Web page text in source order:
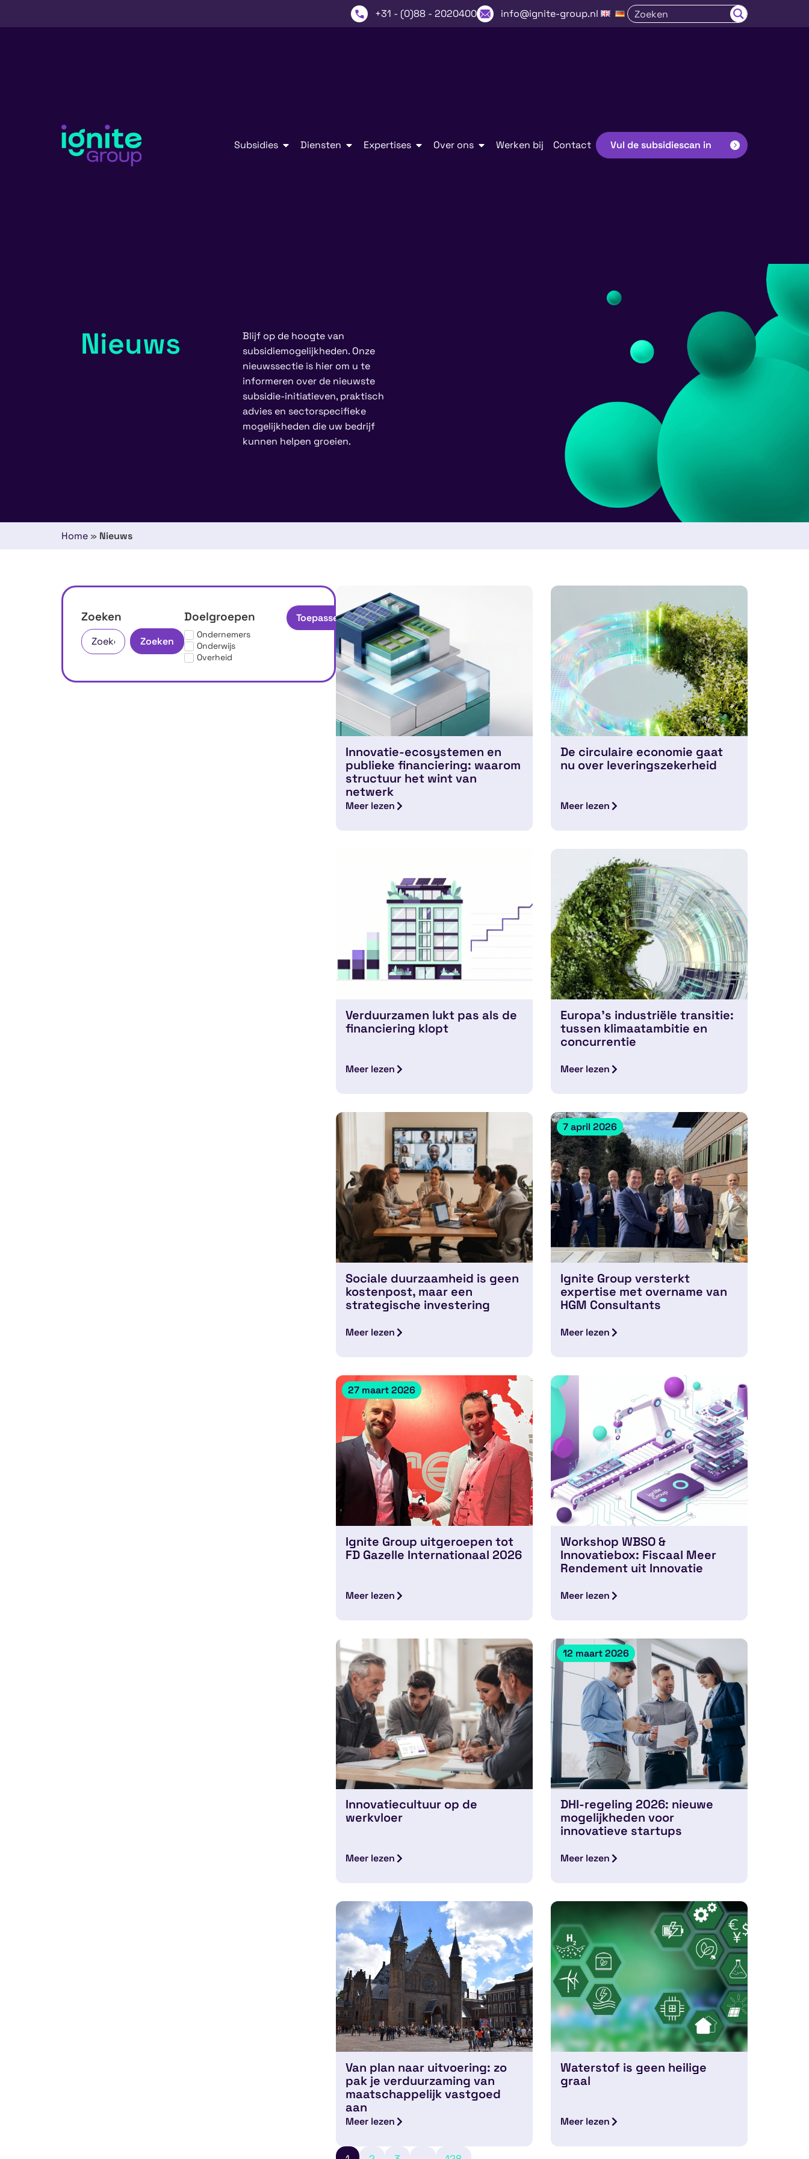
+31 - (0)88 - 2020400 info@ignite-group.nl
Subsidies Diensten Expertises Over ons Werken bij Contact Vul de subsidiescan in
Nieuws
Blijf op de hoogte van
subsidiemogelijkheden. Onze
nieuwssectie is hier om u te
informeren over de nieuwste
subsidie-initiatieven, praktisch
advies en sectorspecifieke
mogelijkheden die uw bedrijf
kunnen helpen groeien.
Home » Nieuws
Zoeken
Zoeken
Doelgroepen
Ondernemers
Onderwijs
Overheid
Toepassen
Innovatie-ecosystemen en
publieke financiering: waarom
structuur het wint van
netwerk
Meer lezen
De circulaire economie gaat
nu over leveringszekerheid
Meer lezen
Verduurzamen lukt pas als de
financiering klopt
Meer lezen
Europa’s industriële transitie:
tussen klimaatambitie en
concurrentie
Meer lezen
Sociale duurzaamheid is geen
kostenpost, maar een
strategische investering
Meer lezen
7 april 2026
Ignite Group versterkt
expertise met overname van
HGM Consultants
Meer lezen
27 maart 2026
Ignite Group uitgeroepen tot
FD Gazelle Internationaal 2026
Meer lezen
Workshop WBSO &
Innovatiebox: Fiscaal Meer
Rendement uit Innovatie
Meer lezen
Innovatiecultuur op de
werkvloer
Meer lezen
12 maart 2026
DHI-regeling 2026: nieuwe
mogelijkheden voor
innovatieve startups
Meer lezen
Van plan naar uitvoering: zo
pak je verduurzaming van
maatschappelijk vastgoed
aan
Meer lezen
Waterstof is geen heilige
graal
Meer lezen